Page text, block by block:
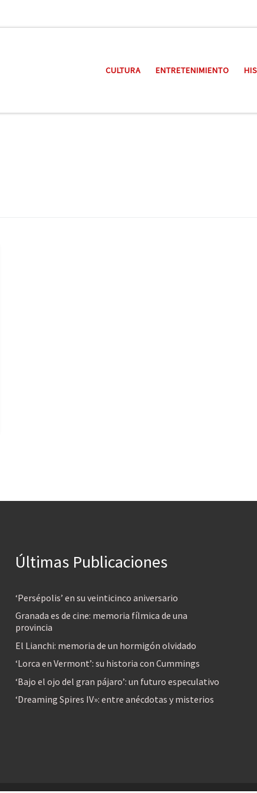
CULTURA ENTRETENIMIENTO
Últimas Publicaciones
‘Persépolis’ en su veinticinco aniversario
Granada es de cine: memoria fílmica de una
provincia
El Lianchi: memoria de un hormigón olvidado
‘Lorca en Vermont’: su historia con Cummings
‘Bajo el ojo del gran pájaro’: un futuro especulativo
‘Dreaming Spires IV»: entre anécdotas y misterios